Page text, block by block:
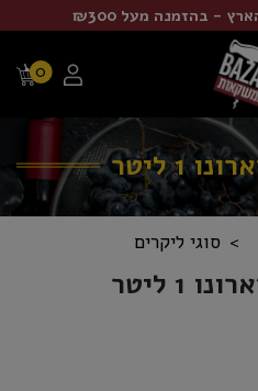
- בהזמנה מעל ₪300
0
1 ליטר
סוגי ליקרים
1 ליטר